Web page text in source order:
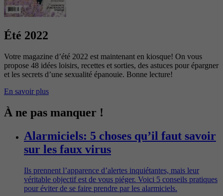
Été 2022
Votre magazine d’été 2022 est maintenant en kiosque! On vous
propose 48 idées loisirs, recettes et sorties, des astuces pour épargner
et les secrets d’une sexualité épanouie. Bonne lecture!
En savoir plus
À ne pas manquer !
Alarmiciels: 5 choses qu’il faut savoir
sur les faux virus
Ils prennent l’apparence d’alertes inquiétantes, mais leur
véritable objectif est de vous piéger. Voici 5 conseils pratiques
pour éviter de se faire prendre par les alarmiciels.